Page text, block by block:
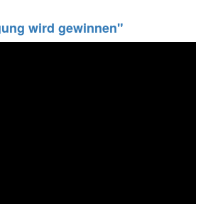
wird gewinnen"